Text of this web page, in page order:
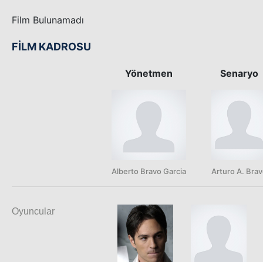
Film Bulunamadı
FİLM KADROSU
Yönetmen
Alberto Bravo Garcia
Senaryo
Arturo A.
Oyuncular